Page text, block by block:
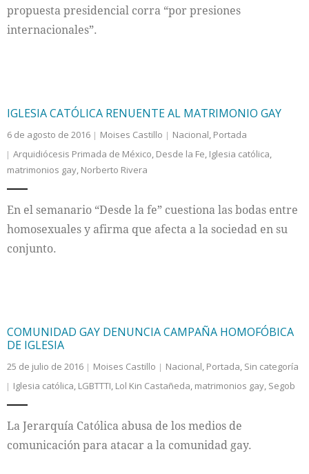
propuesta presidencial corra “por presiones
internacionales”.
IGLESIA CATÓLICA RENUENTE AL MATRIMONIO GAY
6 de agosto de 2016 Moises Castillo Nacional, Portada
Arquidiócesis Primada de México, Desde la Fe, Iglesia católica,
matrimonios gay, Norberto Rivera
En el semanario “Desde la fe” cuestiona las bodas entre
homosexuales y afirma que afecta a la sociedad en su
conjunto.
COMUNIDAD GAY DENUNCIA CAMPAÑA HOMOFÓBICA
DE IGLESIA
25 de julio de 2016 Moises Castillo Nacional, Portada, Sin categoría
Iglesia católica, LGBTTTI, Lol Kin Castañeda, matrimonios gay, Segob
La Jerarquía Católica abusa de los medios de
comunicación para atacar a la comunidad gay.